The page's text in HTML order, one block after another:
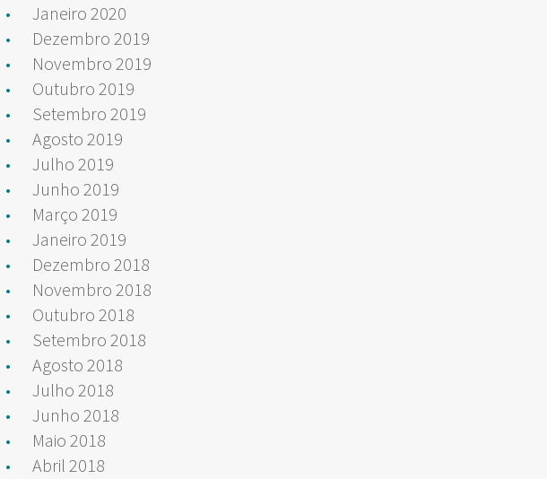
Janeiro 2020
Dezembro 2019
Novembro 2019
Outubro 2019
Setembro 2019
Agosto 2019
Julho 2019
Junho 2019
Março 2019
Janeiro 2019
Dezembro 2018
Novembro 2018
Outubro 2018
Setembro 2018
Agosto 2018
Julho 2018
Junho 2018
Maio 2018
Abril 2018